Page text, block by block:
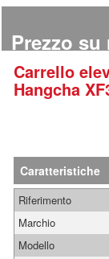
Prezzo
Carrello
Hangcha
Caratteristiche
Riferimento
Marchio
Modello